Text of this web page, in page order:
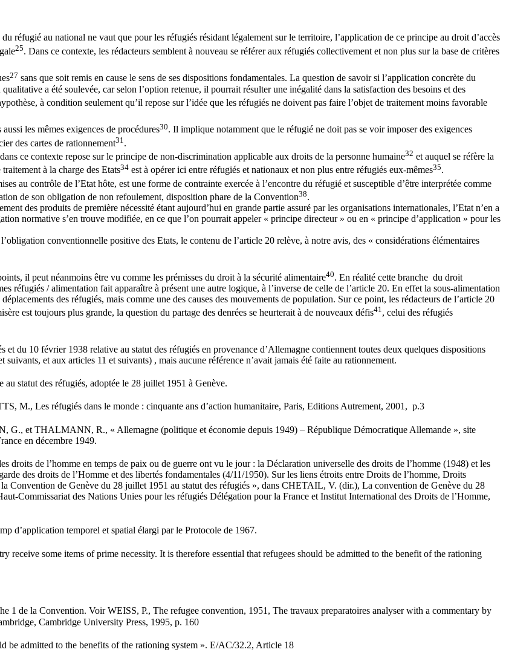
réfugié au national ne vaut que pour les réfugiés résidant légalement sur le territoire, l’application de ce principe au droit d’accès
25. Dans ce contexte, les rédacteurs semblent à nouveau se référer aux réfugiés collectivement et non plus sur la base de critères
27 sans que soit remis en cause le sens de ses dispositions fondamentales. La question de savoir si l’application concrète du
a été soulevée, car selon l’option retenue, il pourrait résulter une inégalité dans la satisfaction des besoins et des
à condition seulement qu’il repose sur l’idée que les réfugiés ne doivent pas faire l’objet de traitement moins favorable
les mêmes exigences de procédures30. Il implique notamment que le réfugié ne doit pas se voir imposer des exigences
des cartes de rationnement31 .
ce contexte repose sur le principe de non-discrimination applicable aux droits de la personne humaine32 et auquel se réfère la
à la charge des Etats34 est à opérer ici entre réfugiés et nationaux et non plus entre réfugiés eux-mêmes35.
au contrôle de l’Etat hôte, est une forme de contrainte exercée à l’encontre du réfugié et susceptible d’être interprétée comme
de son obligation de non refoulement, disposition phare de la Convention38.
des produits de première nécessité étant aujourd’hui en grande partie assuré par les organisations internationales, l’Etat n’en a
normative s’en trouve modifiée, en ce que l’on pourrait appeler « principe directeur » ou en « principe d’application » pour les
conventionnelle positive des Etats, le contenu de l’article 20 relève, à notre avis, des « considérations élémentaires
il peut néanmoins être vu comme les prémisses du droit à la sécurité alimentaire40. En réalité cette branche du droit
réfugiés / alimentation fait apparaître à présent une autre logique, à l’inverse de celle de l’article 20. En effet la sous-alimentation
des réfugiés, mais comme une des causes des mouvements de population. Sur ce point, les rédacteurs de l’article 20
est toujours plus grande, la question du partage des denrées se heurterait à de nouveaux défis41 , celui des réfugiés
du 10 février 1938 relative au statut des réfugiés en provenance d’Allemagne contiennent toutes deux quelques dispositions
et aux articles 11 et suivants) , mais aucune référence n’avait jamais été faite au rationnement.
statut des réfugiés, adoptée le 28 juillet 1951 à Genève.
M., Les réfugiés dans le monde : cinquante ans d’action humanitaire, Paris, Editions Autrement, 2001, p.3
G., et THALMANN, R., « Allemagne (politique et économie depuis 1949) – République Démocratique Allemande », site
en décembre 1949.
droits de l’homme en temps de paix ou de guerre ont vu le jour : la Déclaration universelle des droits de l’homme (1948) et les
des droits de l’Homme et des libertés fondamentales (4/11/1950). Sur les liens étroits entre Droits de l’homme, Droits
Convention de Genève du 28 juillet 1951 au statut des réfugiés », dans CHETAIL, V. (dir.), La convention de Genève du 28
Commissariat des Nations Unies pour les réfugiés Délégation pour la France et Institut International des Droits de l’Homme,
d’application temporel et spatial élargi par le Protocole de 1967.
receive some items of prime necessity. It is therefore essential that refugees should be admitted to the benefit of the rationing
1 de la Convention. Voir WEISS, P., The refugee convention, 1951, The travaux preparatoires analyser with a commentary by
Cambridge University Press, 1995, p. 160
be admitted to the benefits of the rationing system ». E/AC/32.2, Article 18